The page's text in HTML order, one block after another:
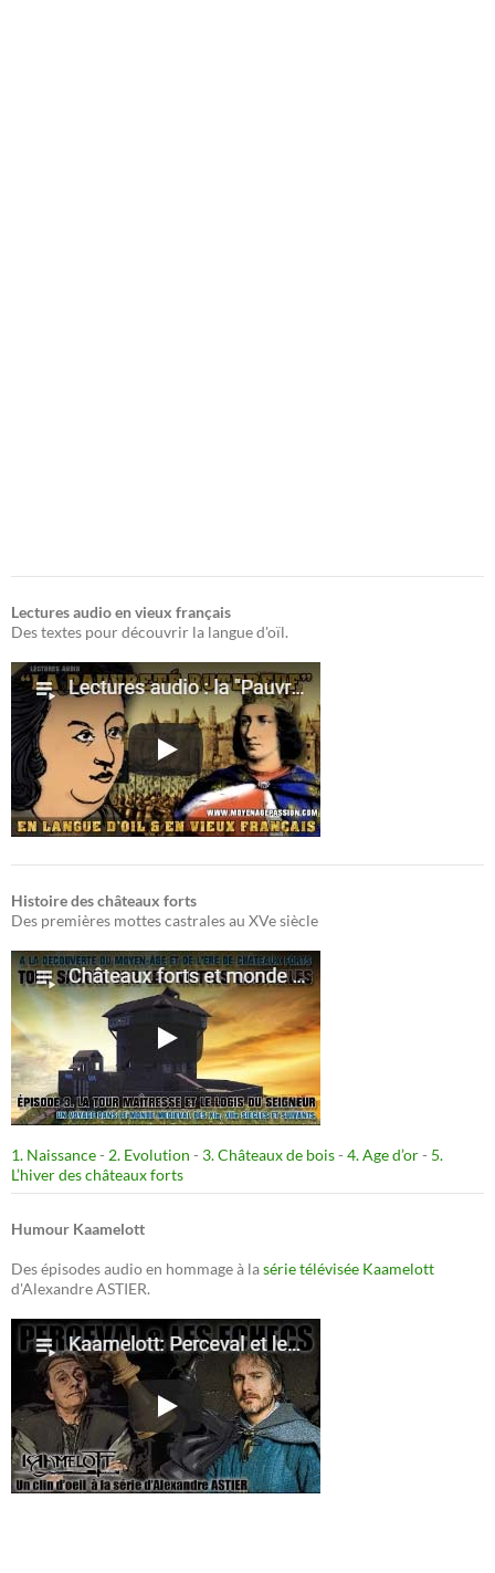
Lectures audio en vieux français
Des textes pour découvrir la langue d'oïl.
Histoire des châteaux forts
Des premières mottes castrales au XVe siècle
1. Naissance- 2. Evolution - 3. Châteaux de bois- 4. Age d’or- 5.
L’hiver des châteaux forts
Humour Kaamelott
Des épisodes audio en hommage à lasérie télévisée Kaamelott
d'Alexandre ASTIER.